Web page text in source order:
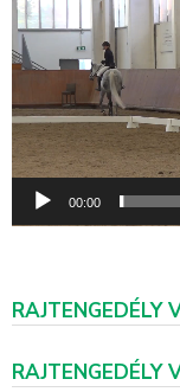
00:00
RAJTENGEDÉLY
RAJTENGEDÉLY